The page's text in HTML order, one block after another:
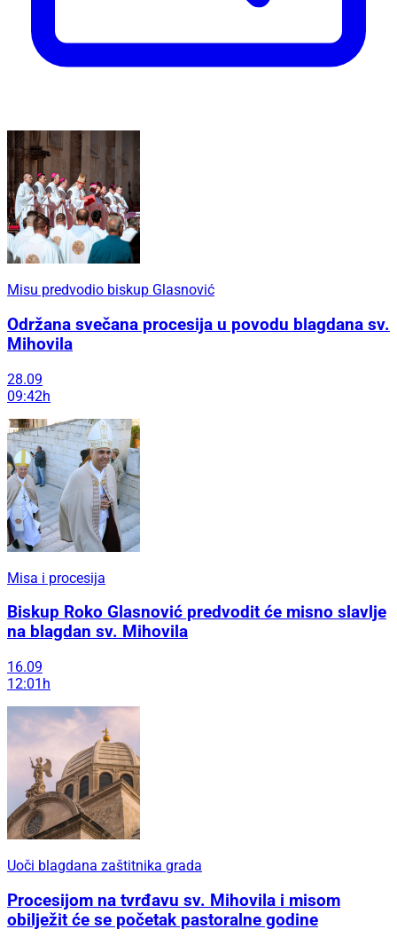
Misu predvodio biskup Glasnović
Održana svečana procesija u povodu blagdana sv.
Mihovila
28.09
09:42h
Misa i procesija
Biskup Roko Glasnović predvodit će misno slavlje
na blagdan sv. Mihovila
16.09
12:01h
Uoči blagdana zaštitnika grada
Procesijom na tvrđavu sv. Mihovila i misom
obilježit će se početak pastoralne godine